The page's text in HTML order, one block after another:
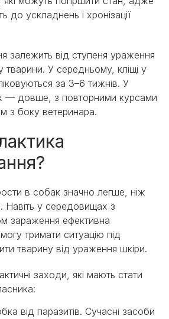
до ускладнень і хронізації
залежить від ступеня ураження
тварини. У середньому, кліщі у
за 3–6 тижнів. У
— довше, з повторними курсами
з боку ветеринара.
в собак значно легше, ніж
Навіть у середовищах з
зараження ефективна
тримати ситуацію під
тварину від ураження шкіри.
заходи, які мають стати
від паразитів. Сучасні засоби